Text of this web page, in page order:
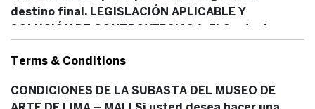
destino final. LEGISLACIÓN APLICABLE Y
SOLUCIÓN DE CONTROVERSIAS 1. El Contrato se
Perú. Las Partes acuerdan que toda discrepancia o
Contrato firmado, incluidas las relativas a su
Terms & Conditions
CONDICIONES DE LA SUBASTA DEL MUSEO DE